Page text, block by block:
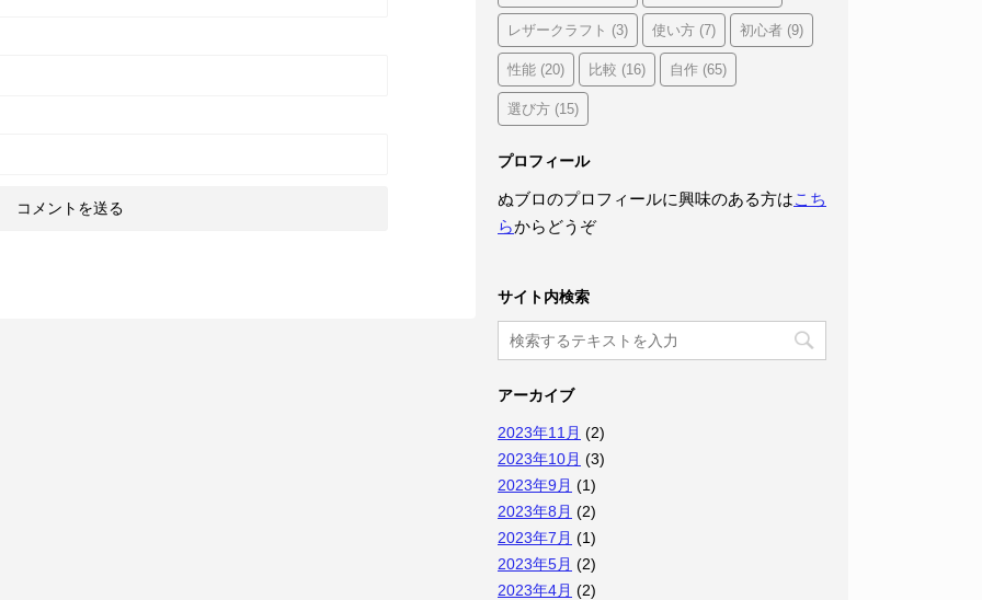
レザークラフト (3) 使い方 (7) 初心者 (9)
性能 (20) 比較 (16) 自作 (65)
選び方 (15)
プロフィール
ぬブロのプロフィールに興味のある方はこち
らからどうぞ
サイト内検索
アーカイブ
2023年11月 (2)
2023年10月 (3)
2023年9月 (1)
2023年8月 (2)
2023年7月 (1)
2023年5月 (2)
2023年4月 (2)